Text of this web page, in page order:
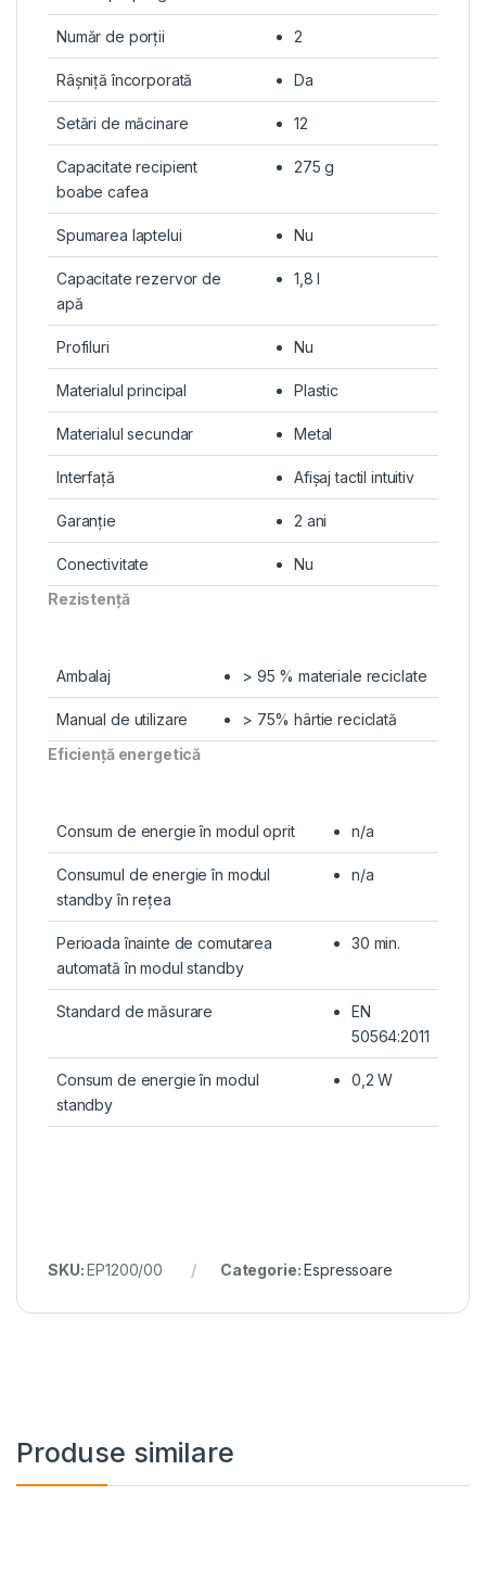
Număr de porţii 2
Râşniţă încorporată Da
Setări de măcinare 12
Capacitate recipient
boabe cafea
275 g
Spumarea laptelui Nu
Capacitate rezervor de
apă
1,8 l
Profiluri Nu
Materialul principal Plastic
Materialul secundar Metal
Interfaţă Afişaj tactil intuitiv
Garanţie 2 ani
Conectivitate
Nu
Rezistenţă
Ambalaj > 95 % materiale reciclate
Manual de utilizare
> 75% hârtie reciclată
Eficienţă energetică
Consum de energie în modul oprit n/a
Consumul de energie în modul
standby în reţea
n/a
Perioada înainte de comutarea
automată în modul standby
30 min.
Standard de măsurare
EN
50564:2011
Consum de energie în modul
standby
0,2 W
SKU:EP1200/00 Categorie:Espressoare
Produse similare